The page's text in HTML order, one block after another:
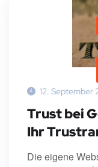
12. September
Trust bei
Ihr
Die eigene